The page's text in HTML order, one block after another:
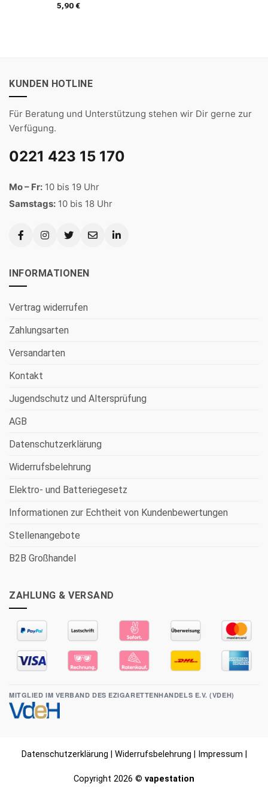
5,90€
KUNDEN HOTLINE
Für Beratung und Unterstützung stehen wir Dir gerne zur
Verfügung.
0221 423 15 170
Mo – Fr: 10 bis 19 Uhr
Samstags: 10 bis 18 Uhr
INFORMATIONEN
Vertrag widerrufen
Zahlungsarten
Versandarten
Kontakt
Jugendschutz und Altersprüfung
AGB
Datenschutzerklärung
Widerrufsbelehrung
Elektro- und Batteriegesetz
Informationen zur Echtheit von Kundenbewertungen
Stellenangebote
B2B Großhandel
ZAHLUNG & VERSAND
MITGLIED IM VERBAND DES EZIGARETTENHANDELS E.V. (VDEH)
Datenschutzerklärung Widerrufsbelehrung Impressum
Copyright 2026 © vapestation